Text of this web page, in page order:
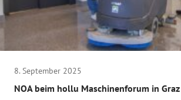
8. September 2025
NOA beim hollu Maschinenforum in